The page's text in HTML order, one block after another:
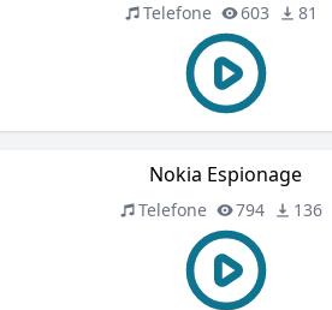
Telefone 603 81
Nokia Espionage
Telefone 794 136